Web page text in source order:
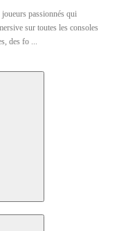
passionnés qui
sur toutes les consoles
des fo ...